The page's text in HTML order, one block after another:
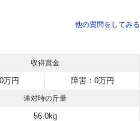
他の質問をしてみる
収得賞金
万円 障害：0万円
連対時の斤量
56.0kg